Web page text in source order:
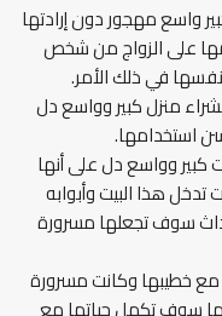
واسع مهجور دون إرادتها
على الزواج من شخص
في ذلك الأمر.
منزل كبير وواسع دل
استخدامها.
وواسع دل على أنها
هذا البيت وأبوابه
سوف تجعلها مسرورة
مع خطيبها وكانت مسرورة